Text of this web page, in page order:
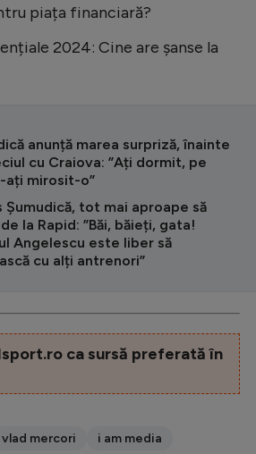
piața financiară?
2024: Cine are șanse la
anunță marea surpriză, înainte
cu Craiova: ”Ați dormit, pe
ați mirosit-o”
Șumudică, tot mai aproape să
la Rapid: ”Băi, băieți, gata!
Angelescu este liber să
cu alți antrenori”
ca sursă preferată în
vlad mercori
i am media